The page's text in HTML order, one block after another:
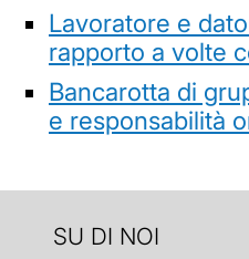
Lavoratore e
rapporto a volte
Bancarotta di
e responsabilità
SU DI NOI